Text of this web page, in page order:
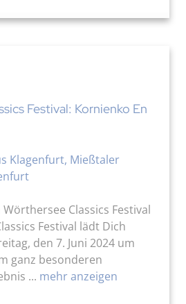
Festival: Kornienko En
Klagenfurt, Mießtaler
Classics Festival
Festival lädt Dich
den 7. Juni 2024 um
ganz besonderen
... mehr anzeigen